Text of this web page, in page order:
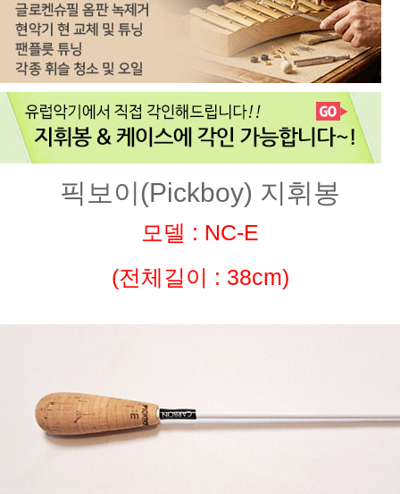
픽보이(Pickboy) 지휘봉
모델 : NC-E
(전체길이 : 38cm)